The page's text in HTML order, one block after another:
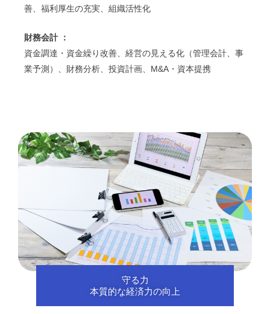
善、福利厚生の充実、組織活性化
財務会計
：
資金調達・資金繰り改善、経営の見える化（管理会計、事
業予測）、財務分析、投資計画、M&A・資本提携
守る力
本質的な経済力の向上